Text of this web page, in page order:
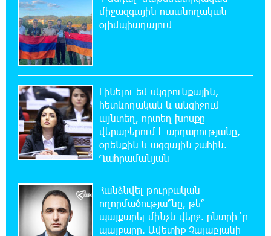
Իրանն ու Օմանը համաձայնեցրել են
Հորմուզի նեղուցով նոր երթուղու
կոորդինատները
22:35:49 5-08-2026
Կարենիսի Առաքելոց վանք, 5-րդ դար.
պաշտպանենք մեր եկեղեցին․ Մենուա
Սողոմոնյան
22:26:38 5-08-2026
Tete A Tete նախագծի շրջանակներում
Նարեկ Կարապետյանը հարցազրույց է տվել
22:17:04 5-08-2026
Կեղծ էջով քաղաքացիներին առաջարկվում
է մասնակցել խաղարկության․ զգուշացում
միջազգային ուսանողական
օլիմպիադայում
Լինելու եմ սկզբունքային,
հետևողական և անզիջում
այնտեղ, որտեղ խոսքը
վերաբերում է արդարությանը,
օրենքին և ազգային շահին.
Ղահրամանյան
Հանձնվել թուրքական
ողորմածությա՞նը, թե՞
պայքարել մինչև վերջ. ընտրի´ր
պայքարը. Ավետիք Չալաբյանի